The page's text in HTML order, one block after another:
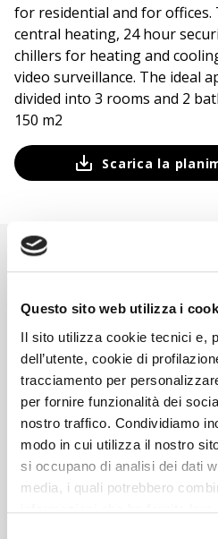
Questo sito web utilizza i
Il sito utilizza cookie tecnici e,
dell’utente, cookie di
tracciamento per
per fornire funzionalità dei
nostro traffico. Condividiamo
modo in cui utilizza il nostro
si occupano di analisi dei dati
media, i quali potrebbero
for residential and for offices.
central heating, 24 hour
chillers for heating and
video surveillance. The ideal
divided into 3 rooms and 2
150 m2
Scarica la
Caratteristiche
STANZE
BAGNI
BALCONE / TERRAZZO
ACCESSORI INCLUSI